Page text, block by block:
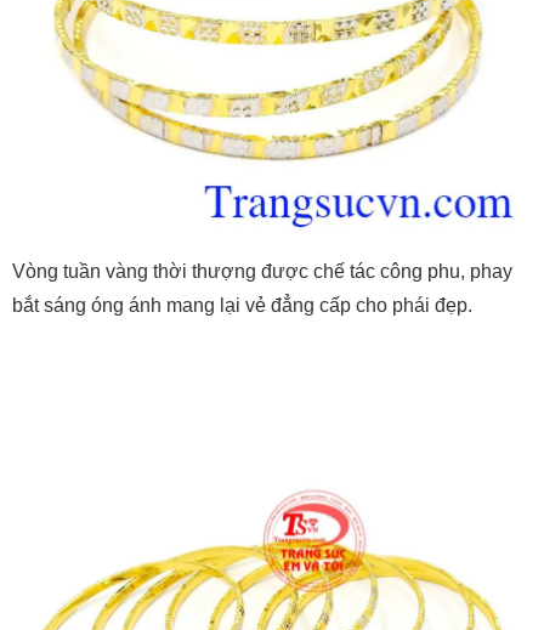
Vòng tuần vàng thời thượng được chế tác công phu, phay
bắt sáng óng ánh mang lại vẻ đẳng cấp cho phái đẹp.